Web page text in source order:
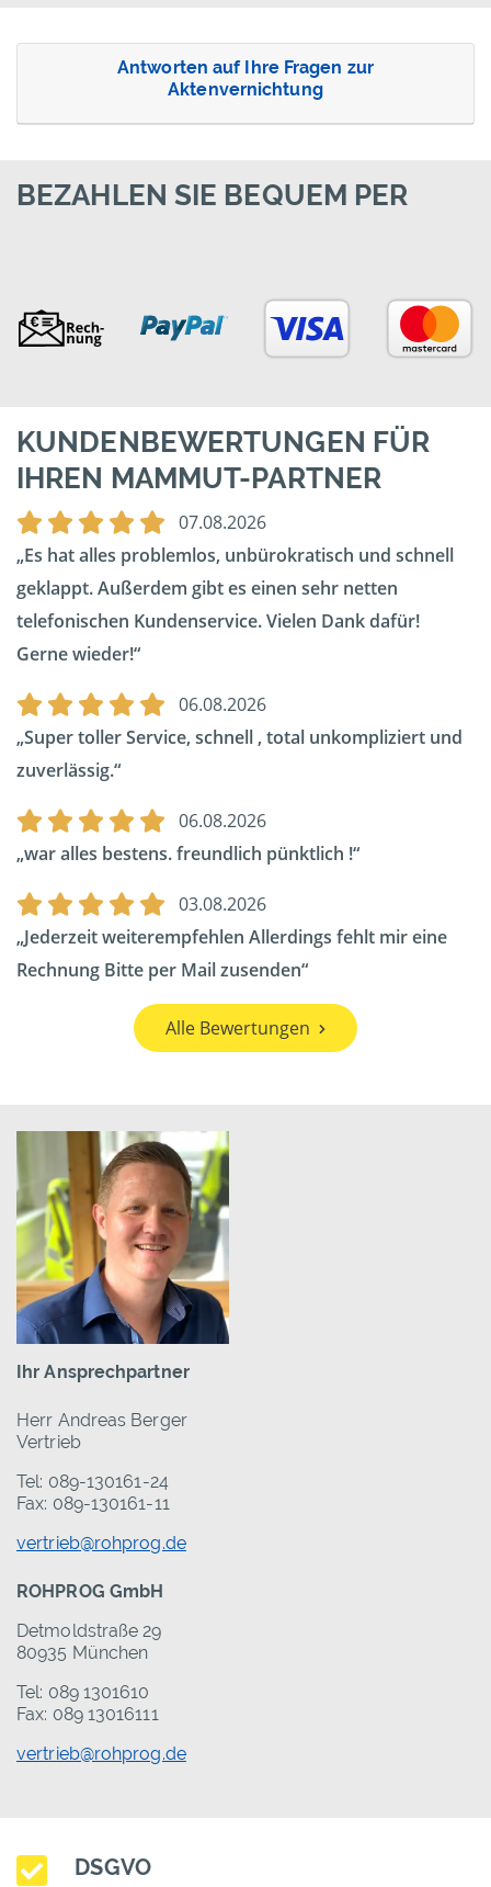
Antworten auf Ihre Fragen zur
Aktenvernichtung
BEZAHLEN SIE BEQUEM PER
KUNDENBEWERTUNGEN FÜR
IHREN MAMMUT-PARTNER
07.08.2026
Es hat alles problemlos, unbürokratisch und schnell
geklappt. Außerdem gibt es einen sehr netten
telefonischen Kundenservice. Vielen Dank dafür!
Gerne wieder!
06.08.2026
Super toller Service, schnell , total unkompliziert und
zuverlässig.
06.08.2026
war alles bestens. freundlich pünktlich !
03.08.2026
Jederzeit weiterempfehlen Allerdings fehlt mir eine
Rechnung Bitte per Mail zusenden
Alle Bewertungen
Ihr Ansprechpartner
Herr Andreas Berger
Vertrieb
Tel: 089-130161-24
Fax: 089-130161-11
vertrieb@rohprog.de
ROHPROG GmbH
Detmoldstraße 29
80935 München
Tel: 089 1301610
Fax: 089 13016111
vertrieb@rohprog.de
DSGVO